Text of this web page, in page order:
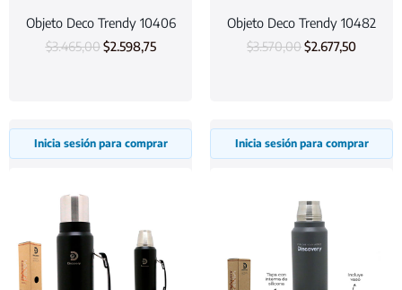
Objeto Deco Trendy 10406
$3.465,00 $2.598,75
Objeto Deco Trendy 10482
$3.570,00$2.677,50
Inicia sesión para comprar Inicia sesión para comprar